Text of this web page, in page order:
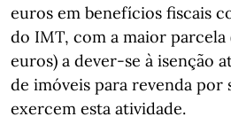
euros em benefícios fiscais
do IMT, com a maior parcela
euros) a dever-se à isenção
de imóveis para revenda por
exercem esta atividade.